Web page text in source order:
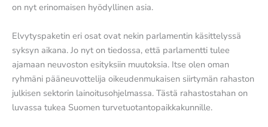
on nyt erinomaisen hyödyllinen asia.
Elvytyspaketin eri osat ovat nekin parlamentin käsittelyssä
syksyn aikana. Jo nyt on tiedossa, että parlamentti tulee
ajamaan neuvoston esityksiin muutoksia. Itse olen oman
ryhmäni pääneuvottelija oikeudenmukaisen siirtymän rahaston
julkisen sektorin lainoitusohjelmassa. Tästä rahastostahan on
luvassa tukea Suomen turvetuotantopaikkakunnille.